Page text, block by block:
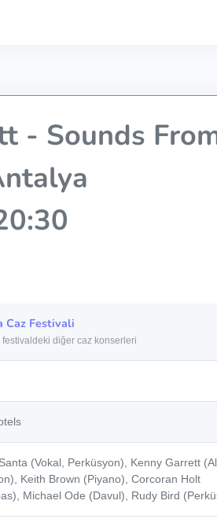
- Sounds
Caz Festivali
diğer caz konserleri
(Vokal, Perküsyon), Kenny Garrett
Keith Brown (Piyano), Corcoran Holt
Michael Ode (Davul), Rudy Bird